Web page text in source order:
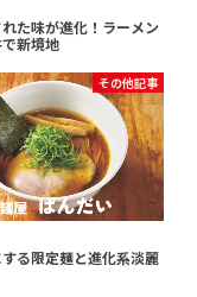
た味が進化！ラーメン
新境地
その他記事
る限定麺と進化系淡麗